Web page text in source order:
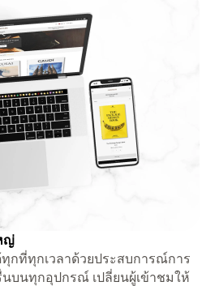
ญ่
กที่ทุกเวลาด้วยประสบการณ์การ
บนทุกอุปกรณ์ เปลี่ยนผู้เข้าชมให้